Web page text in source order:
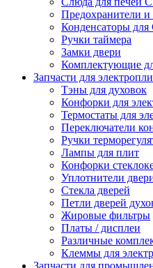
Предохранители
Конденсаторы
Ручки таймера
Замки двери
Комплектующие
Запчасти для
Тэны для духовок
Конфорки для
Термостаты для
Переключатели
Ручки
Лампы для плит
Конфорки
Уплотнители
Стекла дверей
Петли дверей
Жировые фильтры
Платы / дисплеи
Различные
Клеммы для